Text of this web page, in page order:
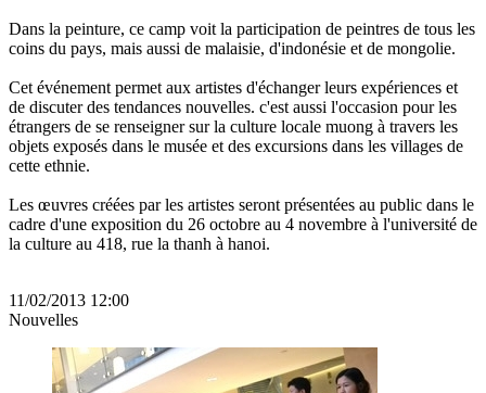
Dans la peinture, ce camp voit la participation de peintres de tous les
coins du pays, mais aussi de malaisie, d'indonésie et de mongolie.
Cet événement permet aux artistes d'échanger leurs expériences et
de discuter des tendances nouvelles. c'est aussi l'occasion pour les
étrangers de se renseigner sur la culture locale muong à travers les
objets exposés dans le musée et des excursions dans les villages de
cette ethnie.
Les œuvres créées par les artistes seront présentées au public dans le
cadre d'une exposition du 26 octobre au 4 novembre à l'université de
la culture au 418, rue la thanh à hanoi.
11/02/2013 12:00
Nouvelles